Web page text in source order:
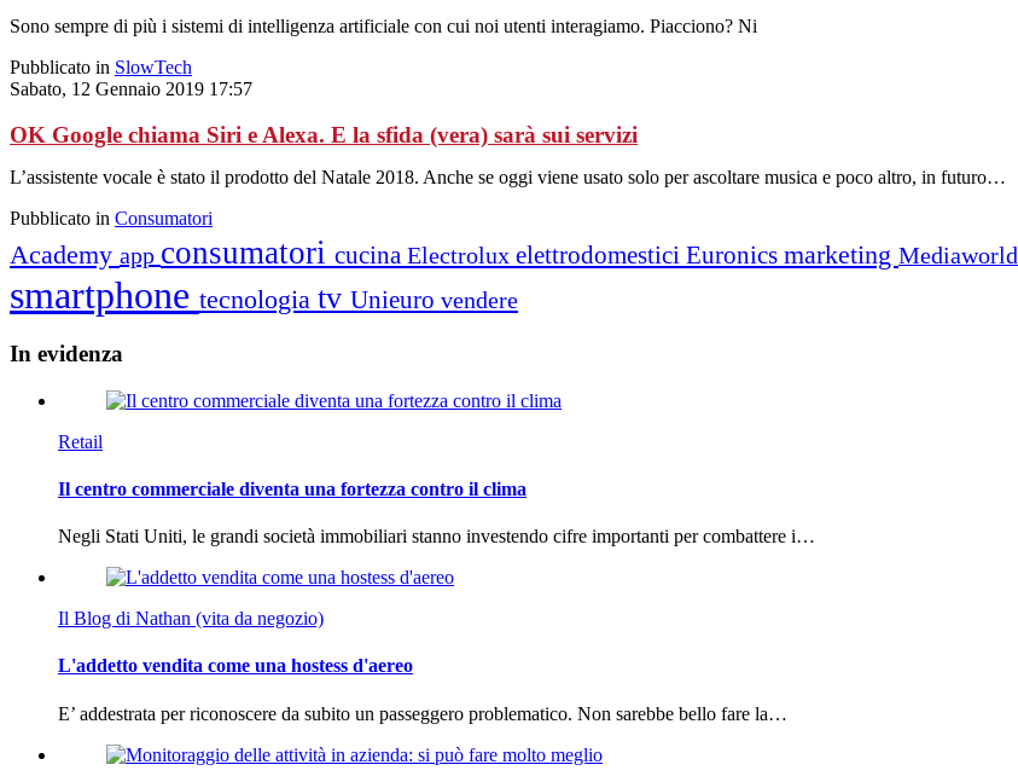
Sono sempre di più i sistemi di intelligenza artificiale con cui noi utenti interagiamo. Piacciono? Ni
Pubblicato in SlowTech
Sabato, 12 Gennaio 2019 17:57
OK Google chiama Siri e Alexa. E la sfida (vera) sarà sui servizi
L’assistente vocale è stato il prodotto del Natale 2018. Anche se oggi viene usato solo per ascoltare musica e poco altro, in futuro…
Pubblicato in Consumatori
Academy app consumatori cucina Electrolux elettrodomestici Euronics marketing Mediaworld
smartphone tecnologia tv Unieuro vendere
In evidenza
Retail
Il centro commerciale diventa una fortezza contro il clima
Negli Stati Uniti, le grandi società immobiliari stanno investendo cifre importanti per combattere i…
Il Blog di Nathan (vita da negozio)
L'addetto vendita come una hostess d'aereo
E’ addestrata per riconoscere da subito un passeggero problematico. Non sarebbe bello fare la…